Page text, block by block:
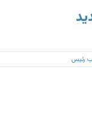
رئيس